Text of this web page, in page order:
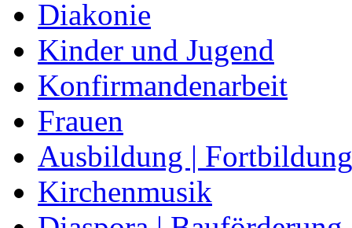
Diakonie
Kinder und Jugend
Konfirmandenarbeit
Frauen
Ausbildung | Fortbildung
Kirchenmusik